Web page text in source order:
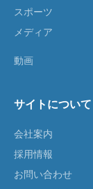
スポーツ
メディア
動画
サイトについて
会社案内
採用情報
お問い合わせ